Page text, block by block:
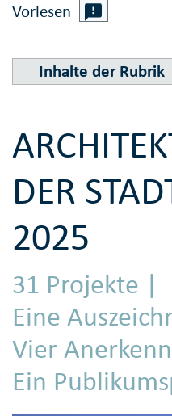
Vorlesen
Inhalte der Rubrik
DER
2025
31 Projekte |
Eine
Vier
Ein